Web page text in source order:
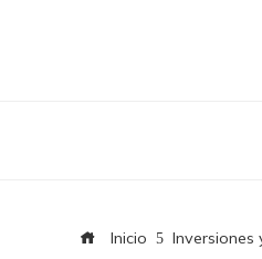
Inicio Inversiones